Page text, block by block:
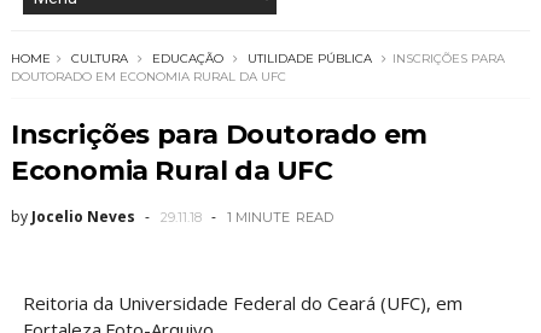
HOME CULTURA EDUCAÇÃO UTILIDADE PÚBLICA
INSCRIÇÕES PARA
DOUTORADO EM ECONOMIA RURAL DA UFC
Inscrições para Doutorado em
Economia Rural da UFC
by Jocelio Neves 29.11.18 1 MINUTE READ
Reitoria da Universidade Federal do Ceará (UFC), em